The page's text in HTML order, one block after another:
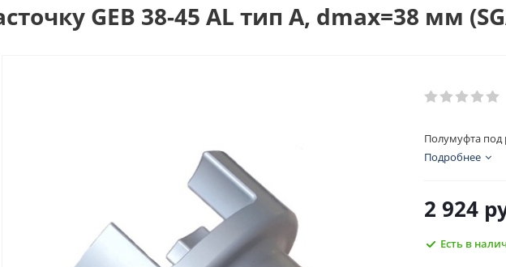
GEB 38-45 AL тип A, dmax=38 мм
Полумуфта под
Подробнее
2 924
Есть в